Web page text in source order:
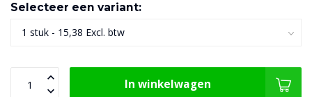
Selecteer een variant:
In winkelwagen